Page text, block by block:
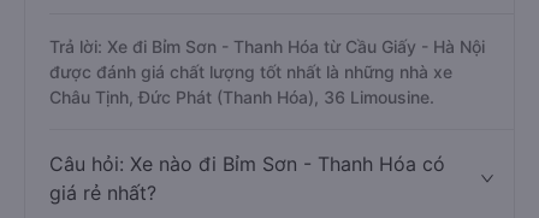
Trả lời: Xe đi Bỉm Sơn - Thanh Hóa từ Cầu Giấy - Hà Nội
được đánh giá chất lượng tốt nhất là những nhà xe
Châu Tịnh, Đức Phát (Thanh Hóa), 36 Limousine.
Câu hỏi: Xe nào đi Bỉm Sơn - Thanh Hóa có
giá rẻ nhất?